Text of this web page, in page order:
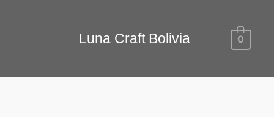
Luna Craft Bolivia 0